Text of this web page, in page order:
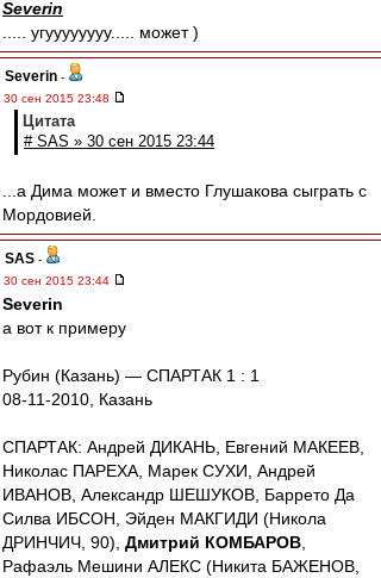
Severin
..... угуууууууу..... может )
Severin -
30 сен 2015 23:48
Цитата
# SAS » 30 сен 2015 23:44
...а Дима может и вместо Глушакова сыграть с
Мордовией.
SAS -
30 сен 2015 23:44
Severin
а вот к примеру
Рубин (Казань) — СПАРТАК 1 : 1
08-11-2010, Казань
СПАРТАК: Андрей ДИКАНЬ, Евгений МАКЕЕВ,
Николас ПАРЕХА, Марек СУХИ, Андрей
ИBАНОВ, Александр ШЕШУКОВ, Баррето Да
Силва ИБСОН, Эйден МАКГИДИ (Никола
ДРИНЧИЧ, 90), Дмитрий КОМБАРОВ
Рафаэль Мешини АЛЕКС (Никита БАЖЕНОВ,